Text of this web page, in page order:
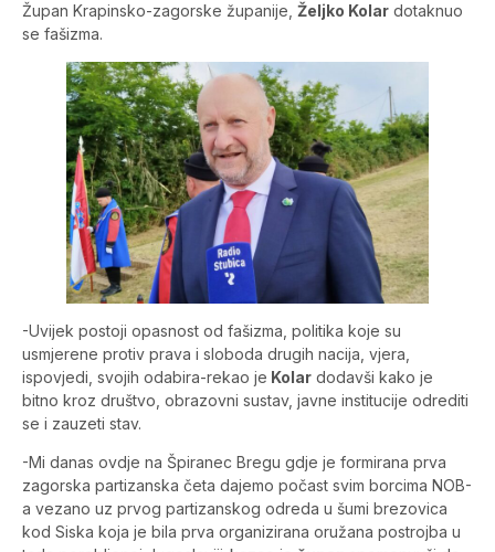
Župan Krapinsko-zagorske županije, Željko Kolar dotaknuo
se fašizma.
-Uvijek postoji opasnost od fašizma, politika koje su
usmjerene protiv prava i sloboda drugih nacija, vjera,
ispovjedi, svojih odabira-rekao je Kolar dodavši kako je
bitno kroz društvo, obrazovni sustav, javne institucije odrediti
se i zauzeti stav.
-Mi danas ovdje na Špiranec Bregu gdje je formirana prva
zagorska partizanska četa dajemo počast svim borcima NOB-
a vezano uz prvog partizanskog odreda u šumi brezovica
kod Siska koja je bila prva organizirana oružana postrojba u